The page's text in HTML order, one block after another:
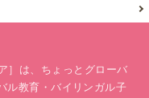
］は、ちょっとグローバ
ル教育・バイリンガル子